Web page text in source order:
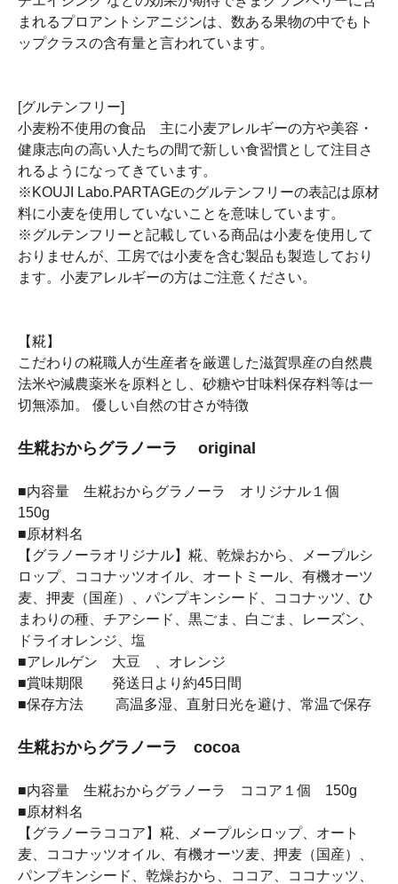
まれるプロアントシアニジンは、数ある果物の中でもト
ップクラスの含有量と言われています。
[グルテンフリー]
小麦粉不使用の食品 主に小麦アレルギーの方や美容・
健康志向の高い人たちの間で新しい食習慣として注目さ
れるようになってきています。
※KOUJI Labo.PARTAGEのグルテンフリーの表記は原材
料に小麦を使用していないことを意味しています。
※グルテンフリーと記載している商品は小麦を使用して
おりませんが、工房では小麦を含む製品も製造しており
ます。小麦アレルギーの方はご注意ください。
【糀】
こだわりの糀職人が生産者を厳選した滋賀県産の自然農
法米や減農薬米を原料とし、砂糖や甘味料保存料等は一
切無添加。 優しい自然の甘さが特徴
生糀おからグラノーラ original
■内容量 生糀おからグラノーラ オリジナル１個
150g
■原材料名
【グラノーラオリジナル】糀、乾燥おから、メープルシ
ロップ、ココナッツオイル、オートミール、有機オーツ
麦、押麦（国産）、パンプキンシード、ココナッツ、ひ
まわりの種、チアシード、黒ごま、白ごま、レーズン、
ドライオレンジ、塩
■アレルゲン 大豆 、オレンジ
■賞味期限 発送日より約45日間
■保存方法 高温多湿、直射日光を避け、常温で保存
生糀おからグラノーラ cocoa
■内容量 生糀おからグラノーラ ココア１個 150g
■原材料名
【グラノーラココア】糀、メープルシロップ、オート
麦、ココナッツオイル、有機オーツ麦、押麦（国産）、
パンプキンシード、乾燥おから、ココア、ココナッツ、